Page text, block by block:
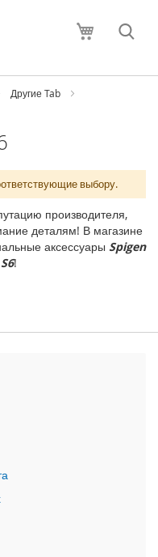
Моя
Другие Tab
выбору.
производителя,
деталям! В магазине
аксессуары Spigen
!